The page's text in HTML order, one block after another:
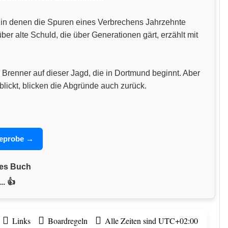
denen die Spuren eines Verbrechens Jahrzehnte
alte Schuld, die über Generationen gärt, erzählt mit
auf dieser Jagd, die in Dortmund beginnt. Aber
blicken die Abgründe auch zurück.
→
Buch
👍
Links Boardregeln Alle Zeiten sind UTC+02:00